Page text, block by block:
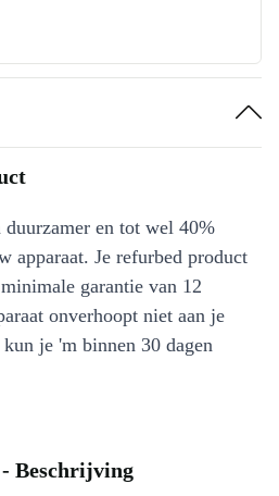
en tot wel 40%
apparaat. Je refurbed product
garantie van 12
onverhoopt niet aan je
je 'm binnen 30 dagen
Beschrijving